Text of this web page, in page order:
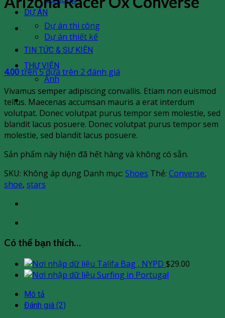
DỰ ÁN
Dự án thi công
Dự án thiết kế
TIN TỨC & SƯ KIÊN
THƯ VIỆN
Ảnh
4.00trên 5 dựa trên 2 đánh giá
Vivamus semper adipiscing convallis. Etiam non euismod
tellus. Maecenas accumsan mauris a erat interdum
volutpat. Donec volutpat purus tempor sem molestie, sed
blandit lacus posuere. Donec volutpat purus tempor sem
molestie, sed blandit lacus posuere.
Sản phẩm này hiện đã hết hàng và không có sẵn.
SKU: Không áp dụng Danh mục: Shoes Thẻ: Converse,
shoe, stars
Có thể bạn thích…
Talifa Bag , NYPD $29.00
Surfing in Portugal
Mô tả
Đánh giá (2)